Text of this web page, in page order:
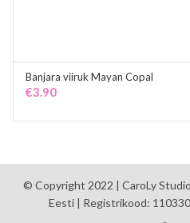
Banjara viiruk Mayan Copal
€3.90
© Copyright 2022 | CaroLy
Eesti | Registrikood: